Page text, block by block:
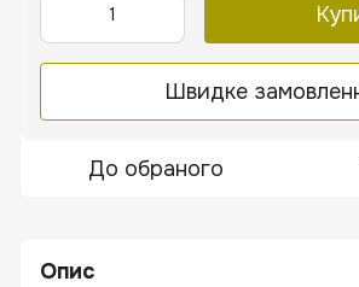
Швидке
До обраного
Опис